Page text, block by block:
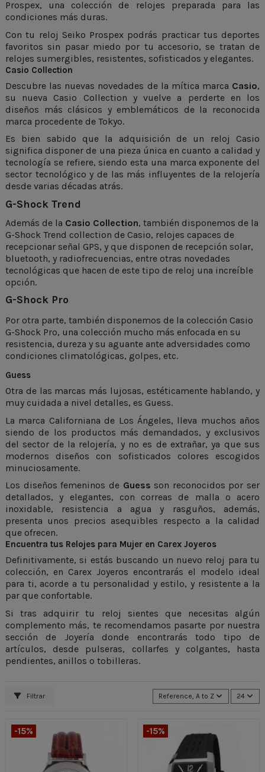
Prospex, una colección de relojes preparada para las
condiciones más duras.
Con tu reloj Seiko Prospex podrás practicar tus deportes
favoritos sin pasar miedo por tu accesorio, se tratan de
relojes sumergibles, resistentes, sofisticados y elegantes.
Casio Collection
Descubre las nuevas novedades de la mítica marca Casio,
su nueva Casio Collection y vuelve a perderte en los
diseños más clásicos y emblemáticos de la reconocida
marca procedente de Tokyo.
Es bien sabido que la adquisición de un reloj Casio
significa disponer de una pieza única en cuanto a calidad y
tecnología se refiere, siendo esta una marca exponente del
sector tecnológico y de las más influyentes de la relojería
desde varias décadas atrás.
G-Shock Trend
Además de la Casio Collection, también disponemos de la
G-Shock Trend collection de Casio, relojes capaces de
recepcionar señal GPS, y que disponen de recepción solar,
bluetooth, y radiofrecuencias, entre otras novedades
tecnológicas que hacen de este tipo de reloj una increíble
opción.
G-Shock Pro
Por otra parte, también disponemos de la colección Casio
G-Shock Pro, una colección mucho más enfocada en su
resistencia, dureza y su aguante ante adversidades como
condiciones climatológicas, golpes, etc.
Guess
Otra de las marcas más lujosas, estéticamente hablando, y
muy cuidada a nivel detalles, es Guess.
La marca Californiana de Los Ángeles, lleva muchos años
siendo de los productos más demandados, y exclusivos
del sector de la relojería, y no es de extrañar, ya que sus
modernos diseños con sofisticados colores escogidos
minuciosamente.
Los diseños femeninos de Guess son reconocidos por ser
detallados, y elegantes, con correas de malla o acero
inoxidable, resistencia a agua y rasguños, además,
presenta unos precios asequibles respecto a la calidad
que ofrecen.
Encuentra tus Relojes para Mujer en Carex Joyeros
Definitivamente, si estás buscando un nuevo reloj para tu
colección, en Carex Joyeros encontrarás el modelo ideal
para ti, acorde a tu personalidad y estilo, y resistente a la
par que confortable.
Si tras adquirir tu reloj sientes que necesitas algún
complemento más, te recomendamos pasarte por nuestra
sección de Joyería donde encontrarás todo tipo de
artículos, desde pulseras, collarfes y colgantes, hasta
pendientes, anillos o tobilleras.
Filtrar Reference, A to Z 24
-15% -15%